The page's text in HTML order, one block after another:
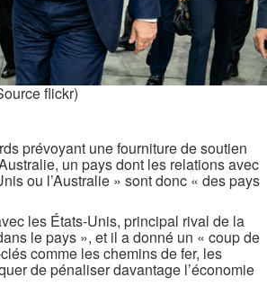
flickr)
prévoyant une fourniture de soutien
un pays dont les relations avec
ou l’Australie » sont donc « des pays
les États-Unis, principal rival de la
le pays », et il a donné un « coup de
comme les chemins de fer, les
de pénaliser davantage l’économie